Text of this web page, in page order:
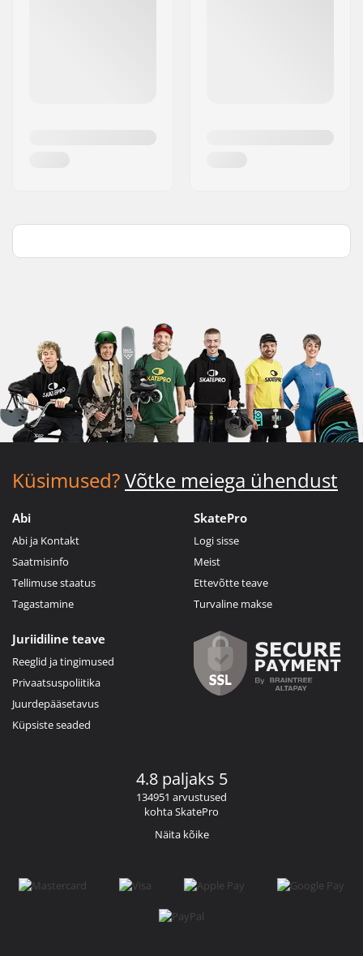
Küsimused?Võtke meiega ühendust
Abi
Abi ja Kontakt
Saatmisinfo
Tellimuse staatus
Tagastamine
SkatePro
Logi sisse
Meist
Ettevõtte teave
Turvaline makse
Juriidiline teave
Reeglid ja tingimused
Privaatsuspoliitika
Juurdepääsetavus
Küpsiste seaded
4.8 paljaks 5
134951 arvustused
kohta SkatePro
Näita kõike